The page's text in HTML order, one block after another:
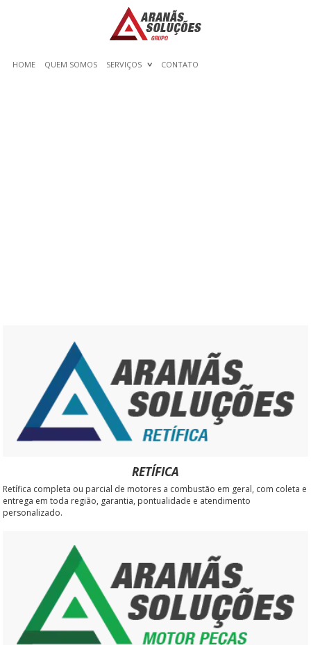
HOME QUEM SOMOS SERVIÇOS CONTATO
RETÍFICA
Retífica completa ou parcial de motores a combustão em geral, com coleta e
entrega em toda região, garantia, pontualidade e atendimento
personalizado.